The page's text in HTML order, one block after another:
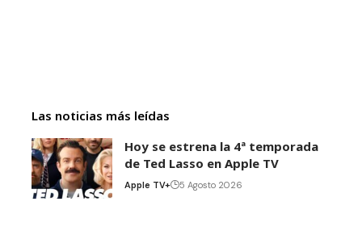
Las noticias más leídas
Hoy se estrena la 4ª temporada
de Ted Lasso en Apple TV
Apple TV+ 5 Agosto 2026